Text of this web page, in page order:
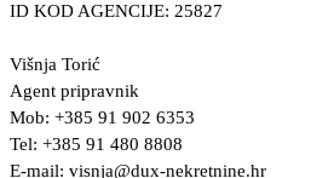
ID KOD AGENCIJE: 25827
Višnja Torić
Agent pripravnik
Mob: +385 91 902 6353
Tel: +385 91 480 8808
E-mail: visnja@dux-nekretnine.hr